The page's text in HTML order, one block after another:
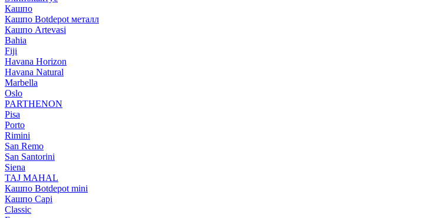
Кашпо
Кашпо Botdepot металл
Кашпо Artevasi
Bahia
Fiji
Havana Horizon
Havana Natural
Marbella
Oslo
PARTHENON
Pisa
Porto
Rimini
San Remo
San Santorini
Siena
TAJ MAHAL
Кашпо Botdepot mini
Кашпо Capi
Classic